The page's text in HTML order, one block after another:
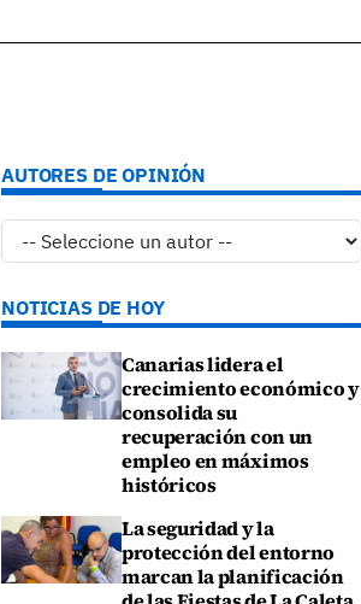
AUTORES DE OPINIÓN
NOTICIAS DE HOY
Canarias lidera el
crecimiento económico y
consolida su
recuperación con un
empleo en máximos
históricos
La seguridad y la
protección del entorno
marcan la planificación